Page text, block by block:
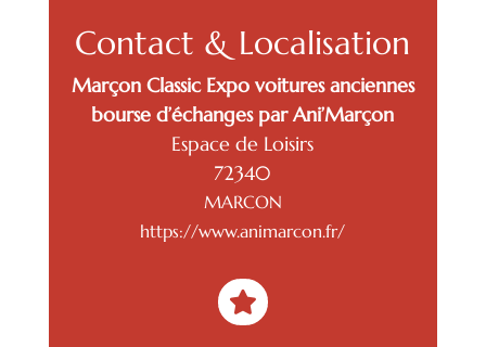
Contact & Localisation
Marçon Classic Expo voitures anciennes
bourse d’échanges par Ani’Marçon
Espace de Loisirs
72340
MARCON
https://www.animarcon.fr/
